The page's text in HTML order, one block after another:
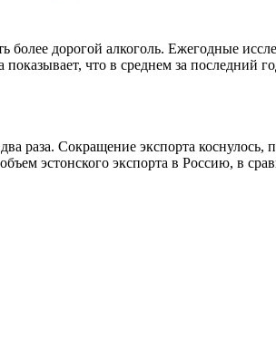
дорогой алкоголь. Ежегодные
что в среднем за последний
раза. Сокращение экспорта
эстонского экспорта в Россию, в